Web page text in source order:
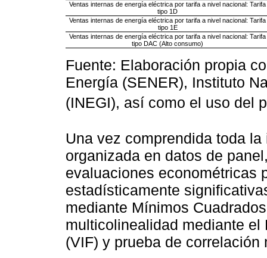
Ventas internas de energía eléctrica por tarifa a nivel nacional: Tarifa
tipo 1D
Ventas internas de energía eléctrica por tarifa a nivel nacional: Tarifa
tipo 1E
Ventas internas de energía eléctrica por tarifa a nivel nacional: Tarifa
tipo DAC (Alto consumo)
Fuente: Elaboración propia
Energía (SENER), Instituto
(INEGI), así como el uso del
Una vez comprendida toda
organizada en datos de
evaluaciones econométricas
estadísticamente
mediante Mínimos
multicolinealidad mediante
(VIF) y prueba de